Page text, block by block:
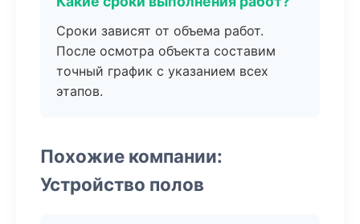
Сроки зависят от объема работ.
После осмотра объекта составим
точный график с указанием всех
этапов.
Похожие компании:
Устройство полов